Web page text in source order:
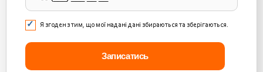
Я згоден з тим, що мої надані дані збираються та зберігаються.